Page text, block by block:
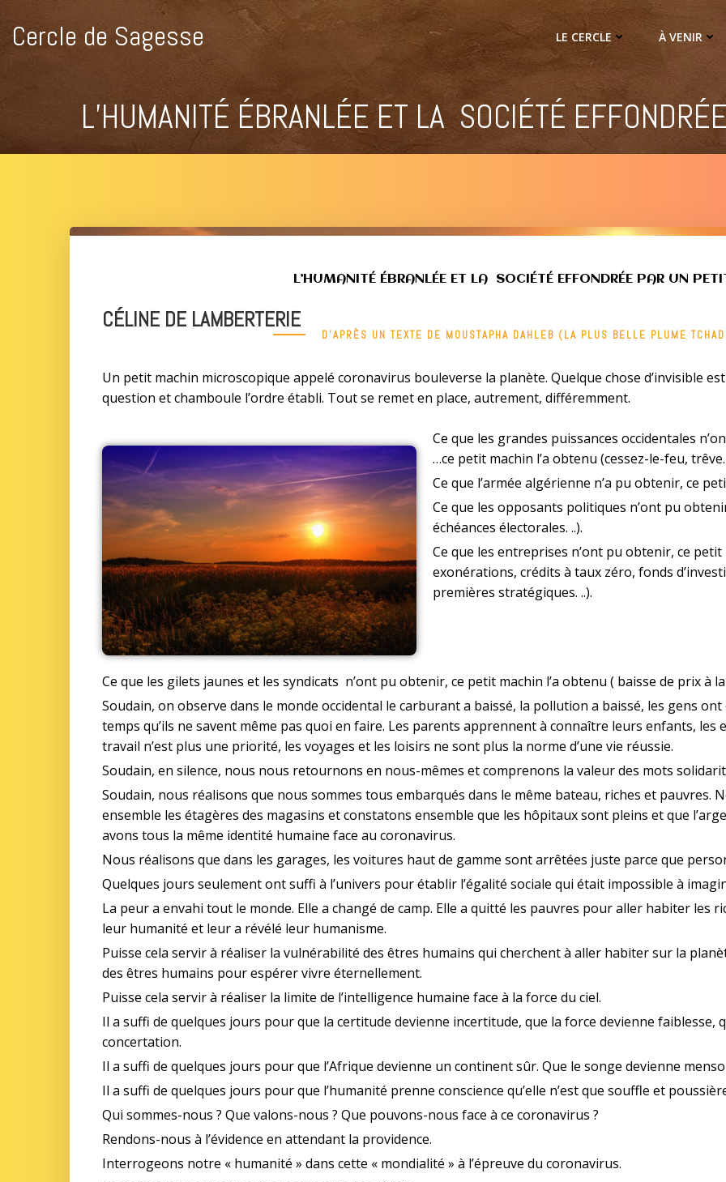
Cercle de Sagesse LE CERCLE À VENIR
L’HUMANITÉ ÉBRANLÉE ET LA SOCIÉTÉ
L’HUMANITÉ ÉBRANLÉE ET LA SOCIÉTÉ EFFONDRÉE PAR UN
CÉLINE DE LAMBERTERIE
D’APRÈS UN TEXTE DE MOUSTAPHA DAHLEB (LA PLUS BELLE PLUME
Un petit machin microscopique appelé coronavirus bouleverse la planète. Quelque chose d’invisible
question et chamboule l’ordre établi. Tout se remet en place, autrement, différemment.
Ce que les grandes puissances occidentales
…ce petit machin l’a obtenu (cessez-le-feu,
Ce que l’armée algérienne n’a pu obtenir, ce
Ce que les opposants politiques n’ont pu
échéances électorales. ..).
Ce que les entreprises n’ont pu obtenir, ce petit
exonérations, crédits à taux zéro, fonds
premières stratégiques. ..).
Ce que les gilets jaunes et les syndicats n’ont pu obtenir, ce petit machin l’a obtenu ( baisse de prix
Soudain, on observe dans le monde occidental le carburant a baissé, la pollution a baissé, les gens
temps qu’ils ne savent même pas quoi en faire. Les parents apprennent à connaître leurs enfants,
travail n’est plus une priorité, les voyages et les loisirs ne sont plus la norme d’une vie réussie.
Soudain, en silence, nous nous retournons en nous-mêmes et comprenons la valeur des mots
Soudain, nous réalisons que nous sommes tous embarqués dans le même bateau, riches et pauvres.
ensemble les étagères des magasins et constatons ensemble que les hôpitaux sont pleins et que
avons tous la même identité humaine face au coronavirus.
Nous réalisons que dans les garages, les voitures haut de gamme sont arrêtées juste parce que
Quelques jours seulement ont suffi à l’univers pour établir l’égalité sociale qui était impossible à
La peur a envahi tout le monde. Elle a changé de camp. Elle a quitté les pauvres pour aller habiter les
leur humanité et leur a révélé leur humanisme.
Puisse cela servir à réaliser la vulnérabilité des êtres humains qui cherchent à aller habiter sur la
des êtres humains pour espérer vivre éternellement.
Puisse cela servir à réaliser la limite de l’intelligence humaine face à la force du ciel.
Il a suffi de quelques jours pour que la certitude devienne incertitude, que la force devienne faiblesse,
concertation.
Il a suffi de quelques jours pour que l’Afrique devienne un continent sûr. Que le songe devienne
Il a suffi de quelques jours pour que l’humanité prenne conscience qu’elle n’est que souffle et
Qui sommes-nous ? Que valons-nous ? Que pouvons-nous face à ce coronavirus ?
Rendons-nous à l’évidence en attendant la providence.
Interrogeons notre « humanité » dans cette « mondialité » à l’épreuve du coronavirus.